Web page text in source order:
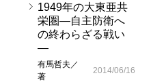
1949年の大東亜共
栄圏―自主防衛へ
の終わらざる戦い
―
有馬哲夫／
著
2014/06/16